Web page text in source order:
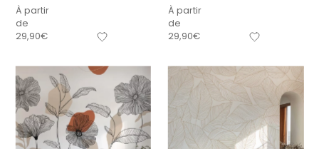
À partir
de
29,90€
À partir
de
29,90€